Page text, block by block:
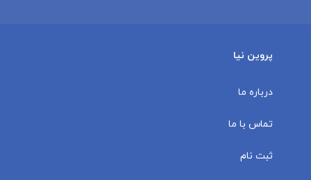
پروین نیا
درباره ما
تماس با ما
ثبت نام